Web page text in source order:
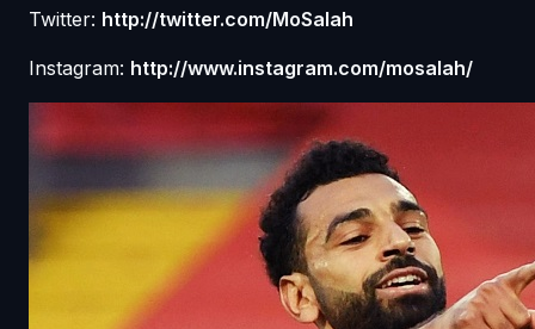
Twitter: http://twitter.com/MoSalah
Instagram: http://www.instagram.com/mosalah/